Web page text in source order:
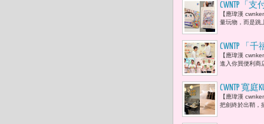
CWNTP「
卡 The
【應瑋漢
量玩物，而是跳
CWNTP 「
診所一線
【應瑋漢
進入你買便利商
CWNTP 寬
【應瑋漢
把劍終於出鞘